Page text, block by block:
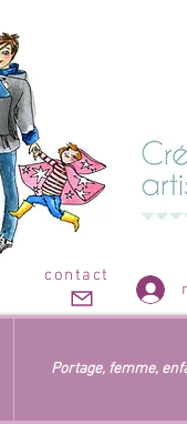
contact
Portage, femme,